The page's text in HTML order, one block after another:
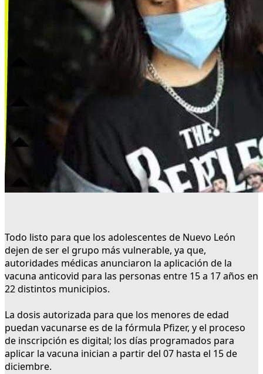
Todo listo para que los adolescentes de Nuevo León
dejen de ser el grupo más vulnerable, ya que,
autoridades médicas anunciaron la aplicación de la
vacuna anticovid para las personas entre 15 a 17 años en
22 distintos municipios.
La dosis autorizada para que los menores de edad
puedan vacunarse es de la fórmula Pfizer, y el proceso
de inscripción es digital; los días programados para
aplicar la vacuna inician a partir del 07 hasta el 15 de
diciembre.